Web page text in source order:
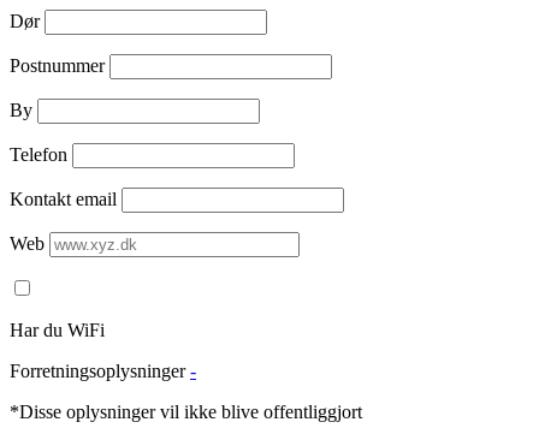
Dør
Postnummer
By
Telefon
Kontakt email
Web
Har du WiFi
Forretningsoplysninger -
*Disse oplysninger vil ikke blive offentliggjort